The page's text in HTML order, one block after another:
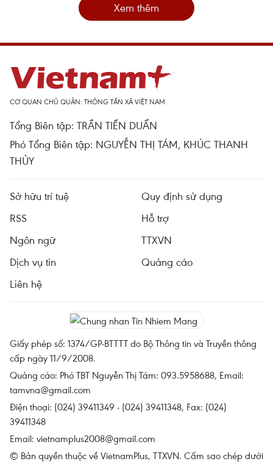
Xem thêm
CƠ QUAN CHỦ QUẢN: THÔNG TẤN XÃ VIỆT NAM
Tổng Biên tập: TRẦN TIẾN DUẨN
Phó Tổng Biên tập: NGUYỄN THỊ TÁM, KHÚC THANH
THỦY
Sở hữu trí tuệ
Quy định sử dụng
RSS
Hỗ trợ
Ngôn ngữ
TTXVN
Dịch vụ tin
Quảng cáo
Liên hệ
Giấy phép số: 1374/GP-BTTTT do Bộ Thông tin và Truyền thông
cấp ngày 11/9/2008.
Quảng cáo: Phó TBT Nguyễn Thị Tám: 093.5958688, Email:
tamvna@gmail.com
Điện thoại: (024) 39411349 - (024) 39411348, Fax: (024)
39411348
Email: vietnamplus2008@gmail.com
© Bản quyền thuộc về VietnamPlus, TTXVN. Cấm sao chép dưới